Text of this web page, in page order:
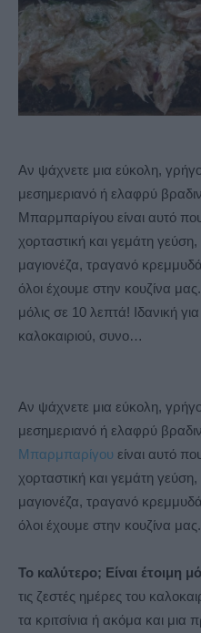
Αν ψάχνετε μια εύκολη,
μεσημεριανό ή ελαφρύ
Μπαρμπαρίγου είναι αυτό
χορταστική και γεμάτη
μαγιονέζα, τραγανό
όλοι έχουμε στην κουζίνα
μόλις σε 10 λεπτά! Ιδανική
καλοκαιριού, συνο…
Αν ψάχνετε μια εύκολη,
μεσημεριανό ή ελαφρύ
Μπαρμπαρίγου είναι αυτό
χορταστική και γεμάτη
μαγιονέζα, τραγανό
όλοι έχουμε στην κουζίνα μας.
Το καλύτερο; Είναι έτοιμη
τις ζεστές ημέρες του
τα κριτσίνια ή ακόμα και